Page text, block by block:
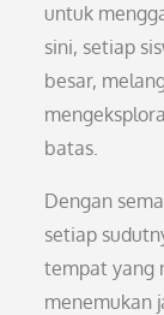
untuk
sini, setiap
besar,
batas.
Dengan
setiap
tempat yang
menemukan